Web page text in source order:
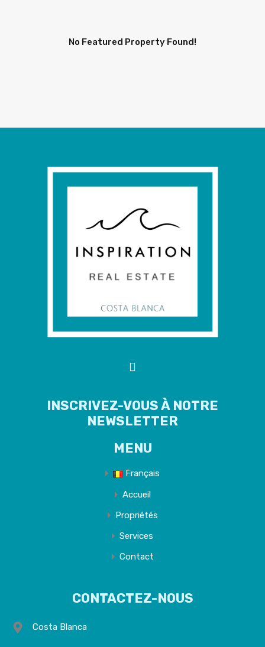
No Featured Property Found!
INSCRIVEZ-VOUS À NOTRE
NEWSLETTER
MENU
Français
Accueil
Propriétés
Services
Contact
CONTACTEZ-NOUS
Costa Blanca